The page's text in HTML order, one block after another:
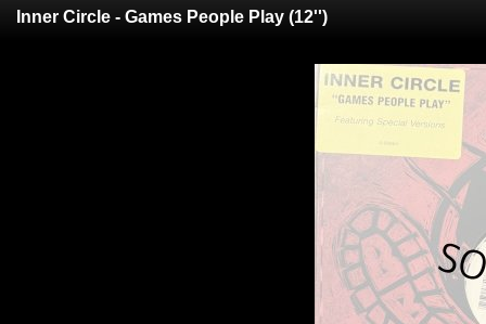
Inner Circle - Games People Play (12'')